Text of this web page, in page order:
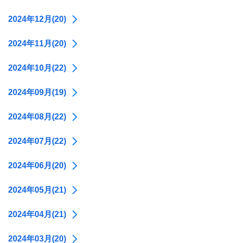
2024年12月(20)
2024年11月(20)
2024年10月(22)
2024年09月(19)
2024年08月(22)
2024年07月(22)
2024年06月(20)
2024年05月(21)
2024年04月(21)
2024年03月(20)